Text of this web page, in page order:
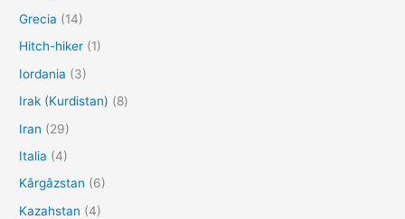
Grecia (14)
Hitch-hiker (1)
Iordania (3)
Irak (Kurdistan) (8)
Iran (29)
Italia (4)
Kârgâzstan (6)
Kazahstan (4)